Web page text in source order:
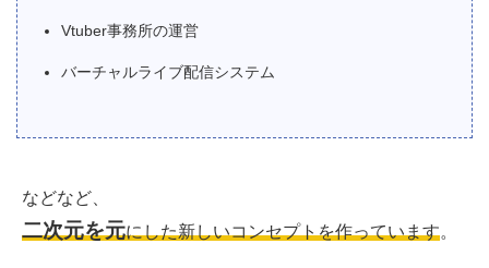
Vtuber事務所の運営
バーチャルライブ配信システム
などなど、
二次元を元にした新しいコンセプトを作っています。